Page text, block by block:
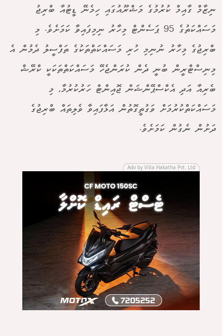
ނިޒާމް ގާއިމް ކުރުމުގެ މަޝްރޫއުގައި ހިމެނޭ ޑީޓުއާ ބްރިޖު
މަސައްކަތުގެ 95 ޕަސެންޓް މިހާރު ނިމިފައިވާ ކަމަށެވެ. މި
ބްރިޖުގެ މިހާރު ނުނިމި ހުރި މަސައްކަތްތަކުގެ ތަފްސީލު ދެމުން އެ
މިނިސްޓްރީން ބުނީ ދެން ކުރަންޖެހޭ މަސައްކަތްތަކަކީ ކްރޭޝް
ބެރިއާ އަދި އެކްސްޕޭންޝަން ޖޮއިންޓް ހަރުކުރުމާ, މި
މަސައްކަތްކުރުމަށް ވަގުތީގޮތުން އަޅާފައިވާ ވެލިތައް ބްރިޖުގެ
ދަށުން ނެގުން ކަމަށެވެ.
Adv by Villa Hakatha Pvt. Ltd